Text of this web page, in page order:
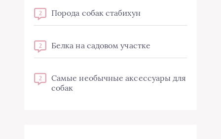
2 Порода собак стабихун
2 Белка на садовом участке
2
Самые необычные аксессуары для
собак